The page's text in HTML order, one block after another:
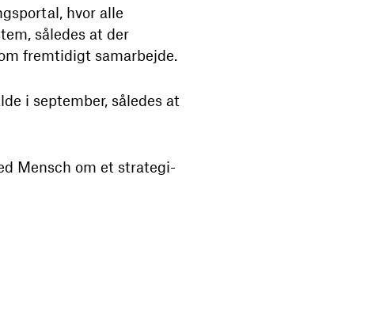
hvor alle
således at der
fremtidigt samarbejde.
i september, således at
Mensch om et strategi-